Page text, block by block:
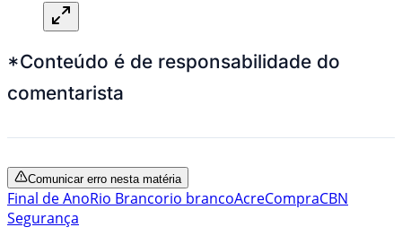
*Conteúdo é de responsabilidade do
comentarista
Comunicar erro nesta matéria
Final de AnoRio Brancorio brancoAcreCompraCBN
Segurança